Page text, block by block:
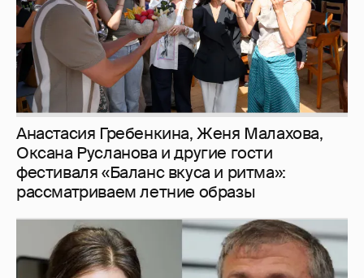
И снова невеста 357